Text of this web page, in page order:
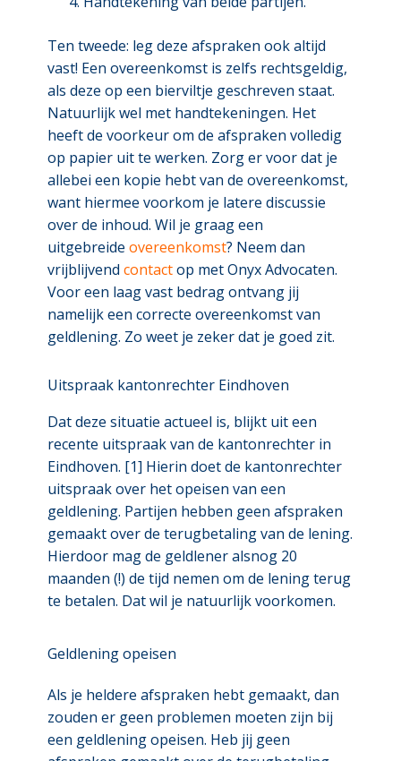
Ten tweede: leg deze afspraken ook altijd
vast! Een overeenkomst is zelfs rechtsgeldig,
als deze op een bierviltje geschreven staat.
Natuurlijk wel met handtekeningen. Het
heeft de voorkeur om de afspraken volledig
op papier uit te werken. Zorg er voor dat je
allebei een kopie hebt van de overeenkomst,
want hiermee voorkom je latere discussie
over de inhoud. Wil je graag een
uitgebreide overeenkomst? Neem dan
vrijblijvend contactop met Onyx Advocaten.
Voor een laag vast bedrag ontvang jij
namelijk een correcte overeenkomst van
geldlening. Zo weet je zeker dat je goed zit.
Uitspraak kantonrechter Eindhoven
Dat deze situatie actueel is, blijkt uit een
recente uitspraak van de kantonrechter in
Eindhoven. [1] Hierin doet de kantonrechter
uitspraak over het opeisen van een
geldlening. Partijen hebben geen afspraken
gemaakt over de terugbetaling van de lening.
Hierdoor mag de geldlener alsnog 20
maanden (!) de tijd nemen om de lening terug
te betalen. Dat wil je natuurlijk voorkomen.
Geldlening opeisen
Als je heldere afspraken hebt gemaakt, dan
zouden er geen problemen moeten zijn bij
een geldlening opeisen. Heb jij geen